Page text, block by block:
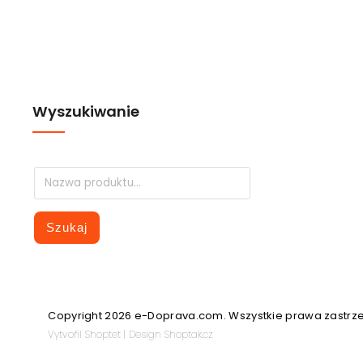
Wyszukiwanie
Szukaj
Copyright 2026 e-Doprava.com. Wszystkie prawa
VytvořilShoptet | DesignShoptak.cz